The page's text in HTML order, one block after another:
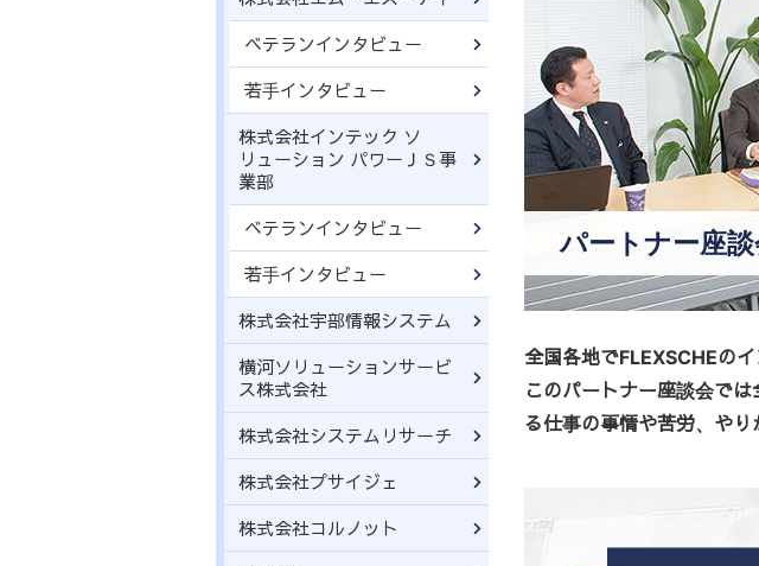
パートナー座
全国各地でFLEXSCHEの
このパートナー座談会で
る仕事の事情や苦労、やり
ベテランインタビュー
若手インタビュー
株式会社インテック ソ
リューション パワーＪＳ事
業部
ベテランインタビュー
若手インタビュー
株式会社宇部情報システム
横河ソリューションサービ
ス株式会社
株式会社システムリサーチ
株式会社プサイジェ
株式会社コルノット